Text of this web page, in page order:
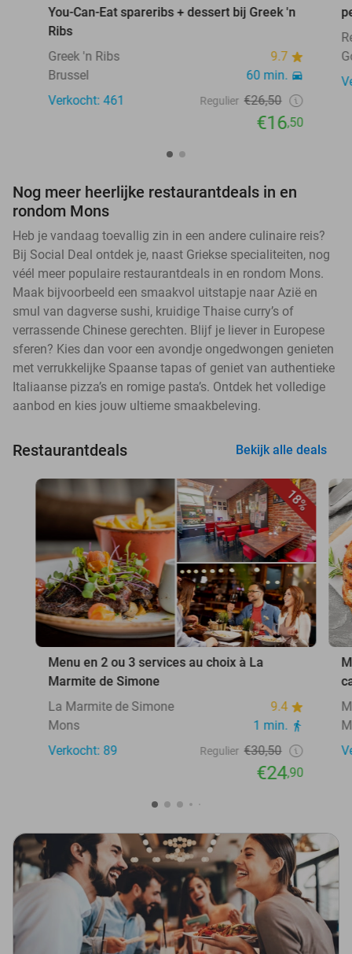
You-Can-Eat spareribs + dessert bij Greek 'n
Ribs
Greek 'n Ribs
9.7
Brussel
60 min.
Verkocht: 461
Regulier €26,50
€16,50
Nog meer heerlijke restaurantdeals in en
rondom Mons
Heb je vandaag toevallig zin in een andere culinaire reis?
Bij Social Deal ontdek je, naast Griekse specialiteiten, nog
véél meer populaire restaurantdeals in en rondom Mons.
Maak bijvoorbeeld een smaakvol uitstapje naar Azië en
smul van dagverse sushi, kruidige Thaise curry’s of
verrassende Chinese gerechten. Blijf je liever in Europese
sferen? Kies dan voor een avondje ongedwongen genieten
met verrukkelijke Spaanse tapas of geniet van authentieke
Italiaanse pizza’s en romige pasta’s. Ontdek het volledige
aanbod en kies jouw ultieme smaakbeleving.
Restaurantdeals Bekijk alle deals
18%
Menu en 2 ou 3 services au choix à La
Marmite de Simone
La Marmite de Simone
9.4
Mons
1 min.
Verkocht: 89
Regulier €30,50
€24,90